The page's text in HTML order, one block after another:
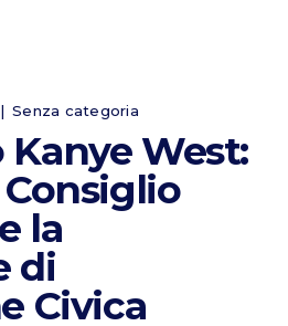
Senza categoria
West:
la
di
Civica